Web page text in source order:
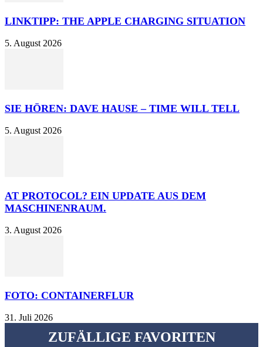
LINKTIPP: THE APPLE CHARGING SITUATION
5. August 2026
SIE HÖREN: DAVE HAUSE – TIME WILL TELL
5. August 2026
AT PROTOCOL? EIN UPDATE AUS DEM
MASCHINENRAUM.
3. August 2026
FOTO: CONTAINERFLUR
31. Juli 2026
ZUFÄLLIGE FAVORITEN